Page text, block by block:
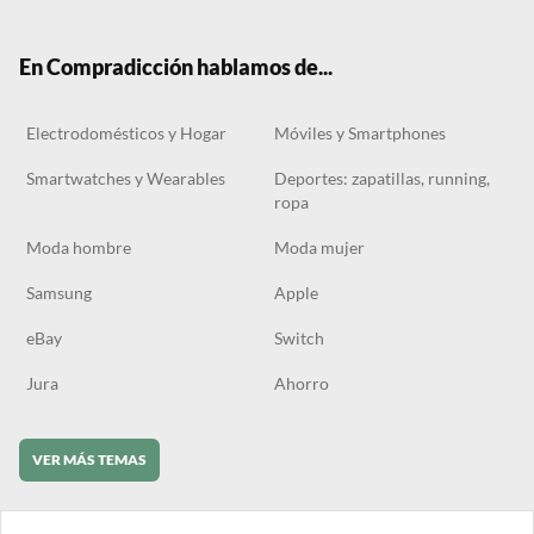
En Compradicción hablamos de...
Electrodomésticos y Hogar Móviles y Smartphones
Smartwatches y Wearables
Deportes: zapatillas, running,
ropa
Moda hombre Moda mujer
Samsung Apple
eBay Switch
Jura Ahorro
VER MÁS TEMAS